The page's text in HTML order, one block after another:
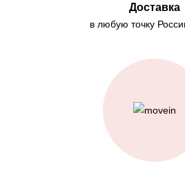
Доставка
в любую точку